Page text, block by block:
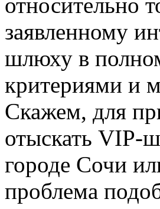
заявленному
шлюху в
критериями и
Скажем, для
отыскать VIP-
городе Сочи
проблема